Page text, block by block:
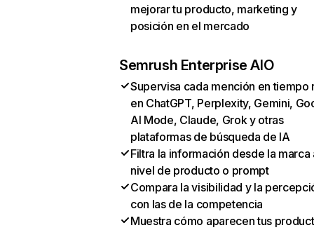
mejorar tu producto, marketing y
posición en el mercado
Semrush Enterprise AIO
Supervisa cada mención en tiempo
en ChatGPT, Perplexity, Gemini,
AI Mode, Claude, Grok y otras
plataformas de búsqueda de IA
Filtra la información desde la marca
nivel de producto o prompt
Compara la visibilidad y la
con las de la competencia
Muestra cómo aparecen tus